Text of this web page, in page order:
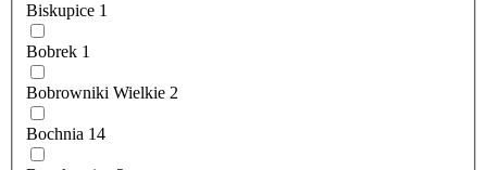
Biskupice 1
Bobrek 1
Bobrowniki Wielkie 2
Bochnia 14